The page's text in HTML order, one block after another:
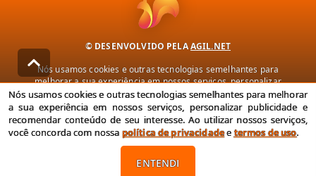
© DESENVOLVIDO PELAAGIL.NET
Nós usamos cookies e outras tecnologias semelhantes para
melhorar a sua experiência em nossos serviços, personalizar
publicidade e recomendar conteúdo de seu interesse. Ao utilizar
nossos serviços, você concorda com nossa política de privacidade e
termos de uso.
Política de Privacidade Termos de uso
Nós usamos cookies e outras tecnologias semelhantes para melhorar
a sua experiência em nossos serviços, personalizar publicidade e
recomendar conteúdo de seu interesse. Ao utilizar nossos serviços,
você concorda com nossa política de privacidadeetermos de uso.
ENTENDI